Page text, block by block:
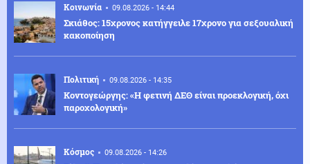
Κοινωνία 09.08.2026 - 14:44
Σκιάθος: 15χρονος κατήγγειλε 17χρονο για σεξουαλική
κακοποίηση
Πολιτική 09.08.2026 - 14:35
Κοντογεώργης: «Η φετινή ΔΕΘ είναι προεκλογική, όχι
παροχολογική»
Κόσμος 09.08.2026 - 14:26